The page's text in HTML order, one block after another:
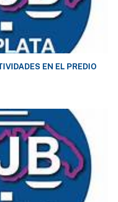
EN EL PREDIO